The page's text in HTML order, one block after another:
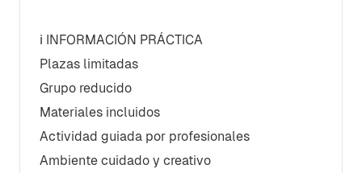
ℹ️ INFORMACIÓN PRÁCTICA
Plazas limitadas
Grupo reducido
Materiales incluidos
Actividad guiada por profesionales
Ambiente cuidado y creativo